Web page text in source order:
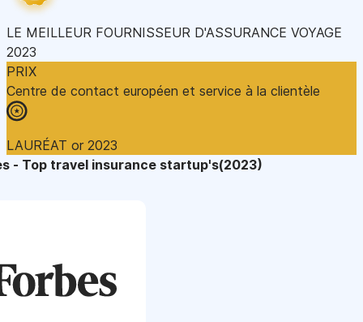
LE MEILLEUR FOURNISSEUR D'ASSURANCE VOYAGE
2023
PRIX
Centre de contact européen et service à la clientèle
LAURÉAT or 2023
- Top travel insurance startup's(2023)